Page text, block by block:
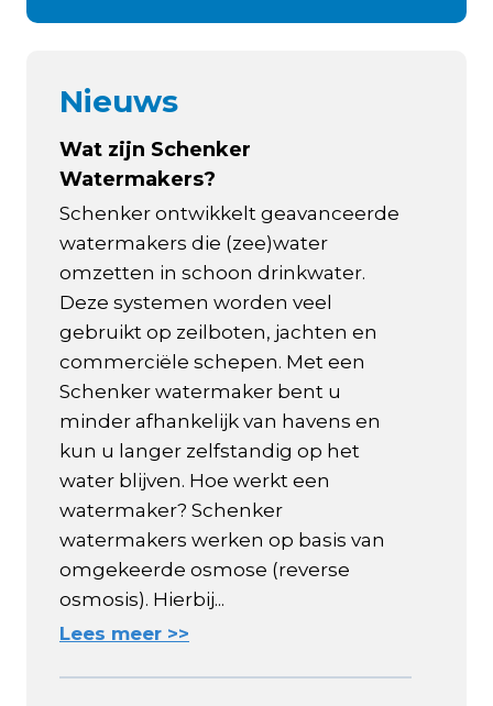
Nieuws
Wat zijn Schenker
Watermakers?
Schenker ontwikkelt geavanceerde
watermakers die (zee)water
omzetten in schoon drinkwater.
Deze systemen worden veel
gebruikt op zeilboten, jachten en
commerciële schepen. Met een
Schenker watermaker bent u
minder afhankelijk van havens en
kun u langer zelfstandig op het
water blijven. Hoe werkt een
watermaker? Schenker
watermakers werken op basis van
omgekeerde osmose (reverse
osmosis). Hierbij...
Lees meer >>